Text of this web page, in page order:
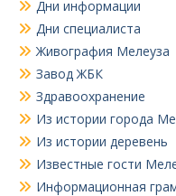
Дни информации
Дни специалиста
Живография Мелеуза
Завод ЖБК
Здравоохранение
Из истории города
Из истории деревень
Известные гости
Информационная